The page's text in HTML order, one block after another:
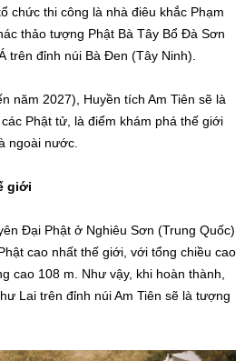
chức thi công là nhà điêu khắc Phạm
thảo tượng Phật Bà Tây Bổ Đà Sơn
trên đỉnh núi Bà Đen (Tây Ninh).
năm 2027), Huyền tích Am Tiên sẽ là
Phật tử, là điểm khám phá thế giới
ngoài nước.
giới
Đại Phật ở Nghiêu Sơn (Trung Quốc)
cao nhất thế giới, với tổng chiều cao
cao 108 m. Như vậy, khi hoàn thành,
Lai trên đỉnh núi Am Tiên sẽ là tượng